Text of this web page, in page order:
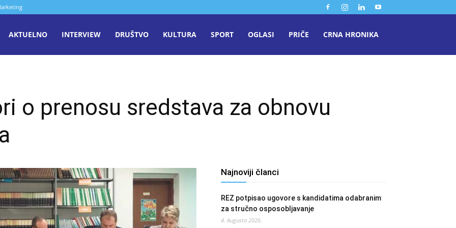
AKTUELNO INTERVIEW DRUŠTVO KULTURA SPORT OGLASI PRIČE CRNA HRONIKA
o prenosu sredstava za obnovu
Najnoviji članci
REZ potpisao ugovore s kandidatima odabranim
za stručno osposobljavanje
4. Augusta 2026.